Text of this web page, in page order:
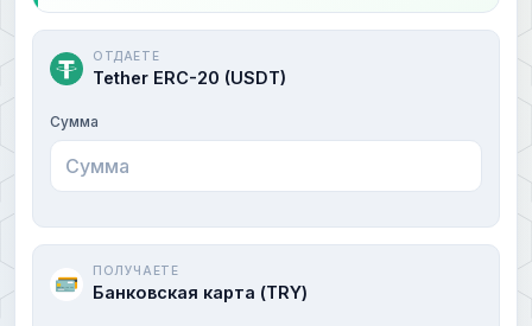
ОТДАЕТЕ
Tether ERC-20 (USDT)
Сумма
ПОЛУЧАЕТЕ
Банковская карта (TRY)